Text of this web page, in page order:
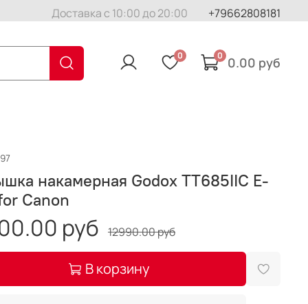
Доставка с 10:00 до 20:00 +79662808181
0 0 0.00 руб
накамерная Godox TT685IIC E-
Canon
руб 12990.00 руб
В корзину